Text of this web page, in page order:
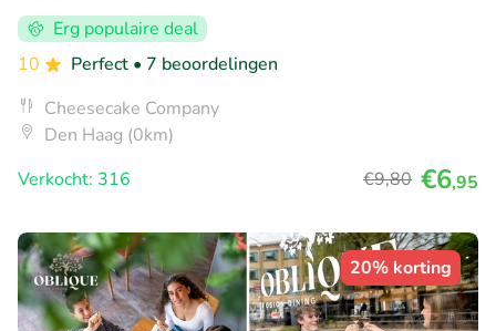
Erg populaire deal
10
Perfect • 7 beoordelingen
Cheesecake Company
Den Haag (0km)
Verkocht: 316
€9,80 €6,95
20% korting